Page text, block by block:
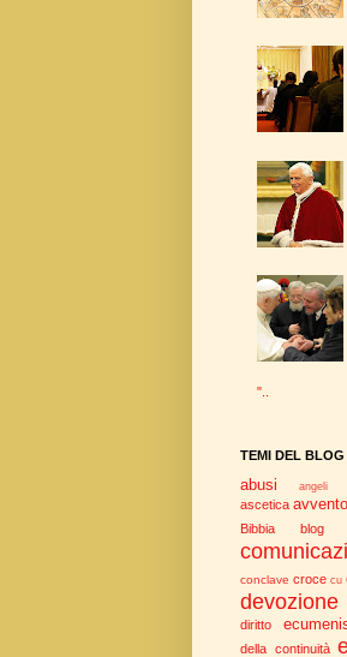
"..
TEMI DEL BLOG
abusi angeli
ascetica avvento
Bibbia blog
conclave croce cu
diritto
della continuità